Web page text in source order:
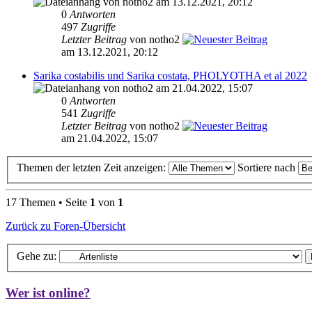
0 Antworten
497 Zugriffe
Letzter Beitrag von notho2
am 13.12.2021, 20:12
Sarika costabilis und Sarika costata, PHOLYOTHA et al 2022
von notho2 am 21.04.2022, 15:07
0 Antworten
541 Zugriffe
Letzter Beitrag von notho2
am 21.04.2022, 15:07
Themen der letzten Zeit anzeigen: Sortiere nach
17 Themen • Seite 1 von 1
Zurück zu Foren-Übersicht
Gehe zu:
Wer ist online?